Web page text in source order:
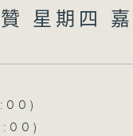
星期四